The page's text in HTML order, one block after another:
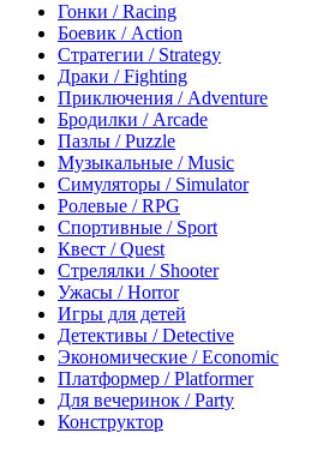
Гонки / Racing
Боевик / Action
Стратегии / Strategy
Драки / Fighting
Приключения / Adventure
Бродилки / Arcade
Пазлы / Puzzle
Музыкальные / Music
Симуляторы / Simulator
Ролевые / RPG
Спортивные / Sport
Квест / Quest
Стрелялки / Shooter
Ужасы / Horror
Игры для детей
Детективы / Detective
Экономические / Economic
Платформер / Platformer
Для вечеринок / Party
Конструктор